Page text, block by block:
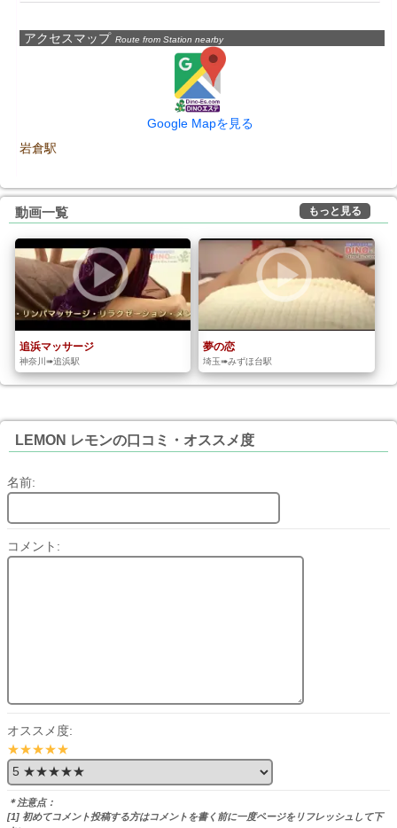
アクセスマップ Route from Station nearby
Google Mapを見る
岩倉駅
動画一覧 もっと見る
追浜マッサージ
神奈川➠追浜駅
夢の恋
埼玉➠みずほ台駅
LEMON レモンの口コミ・オススメ度
名前:
コメント:
オススメ度:
★★★★★
＊注意点：
[1] 初めてコメント投稿する方はコメントを書く前に一度ページをリフレッシュして下